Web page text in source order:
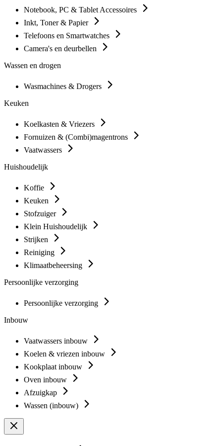
Notebook, PC & Tablet Accessoires
Inkt, Toner & Papier
Telefoons en Smartwatches
Camera's en deurbellen
Wassen en drogen
Wasmachines & Drogers
Keuken
Koelkasten & Vriezers
Fornuizen & (Combi)magentrons
Vaatwassers
Huishoudelijk
Koffie
Keuken
Stofzuiger
Klein Huishoudelijk
Strijken
Reiniging
Klimaatbeheersing
Persoonlijke verzorging
Persoonlijke verzorging
Inbouw
Vaatwassers inbouw
Koelen & vriezen inbouw
Kookplaat inbouw
Oven inbouw
Afzuigkap
Wassen (inbouw)